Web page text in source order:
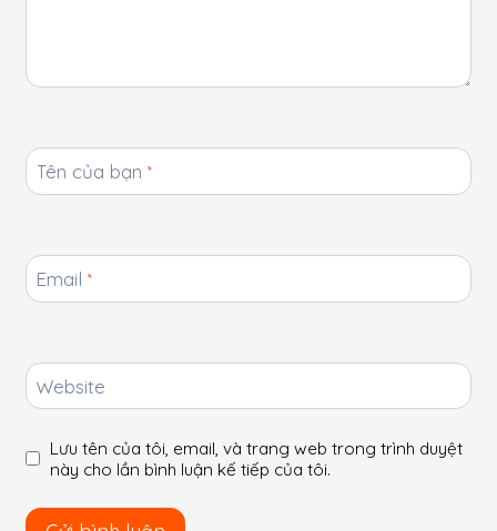
Tên của bạn *
Email *
Website
Lưu tên của tôi, email, và trang web trong trình duyệt
này cho lần bình luận kế tiếp của tôi.